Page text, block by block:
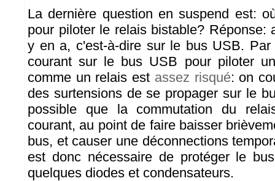
La dernière question en suspend est:
pour piloter le relais bistable? Réponse:
y en a, c'est-à-dire sur le bus USB. Par
courant sur le bus USB pour piloter
comme un relais est assez risqué: on
des surtensions de se propager sur le
possible que la commutation du
courant, au point de faire baisser
bus, et causer une déconnections
est donc nécessaire de protéger le
quelques diodes et condensateurs.